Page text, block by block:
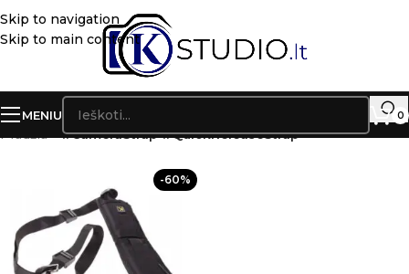
Skip to navigation
Skip to main content
MENIU 0
Pradžia»#CameraStrap #QuickReleaseStrap
-60%